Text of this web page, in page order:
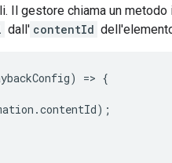
Il gestore chiama un
dall' contentId
) => {
.contentId);